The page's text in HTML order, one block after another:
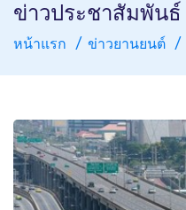
ข่าวประชาสัมพันธ์
หน้าแรก ข่าวยานยนต์